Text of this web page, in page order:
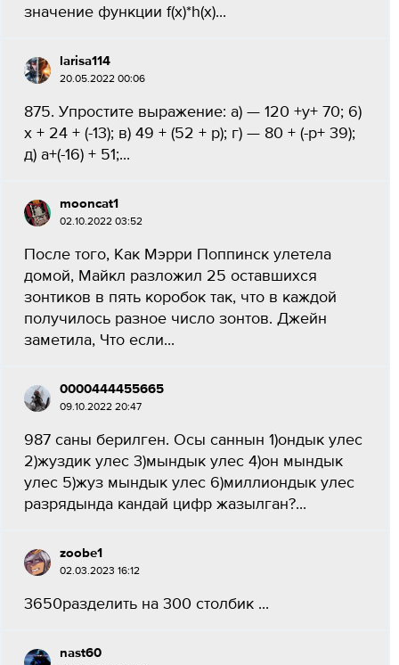
значение функции f(x)*h(x)...
larisa114
20.05.2022 00:06
875. Упростите выражение: а) — 120 +y+ 70; 6)
x + 24 + (-13); в) 49 + (52 + р); г) — 80 + (-р+ 39);
д) a+(-16) + 51;...
mooncat1
02.10.2022 03:52
После того, Как Мэрри Поппинск улетела
домой, Майкл разложил 25 оставшихся
зонтиков в пять коробок так, что в каждой
получилось разное число зонтов. Джейн
заметила, Что если...
0000444455665
09.10.2022 20:47
987 саны берилген. Осы саннын 1)ондык улес
2)жуздик улес 3)мындык улес 4)он мындык
улес 5)жуз мындык улес 6)миллиондык улес
разрядында кандай цифр жазылган?...
zoobe1
02.03.2023 16:12
3650разделить на 300 столбик ​...
nast60